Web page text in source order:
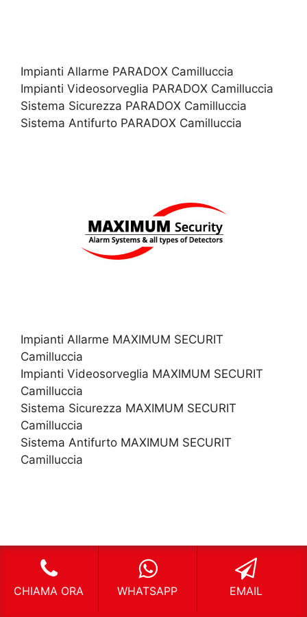
Impianti Allarme PARADOX Camilluccia
Impianti Videosorveglia PARADOX Camilluccia
Sistema Sicurezza PARADOX Camilluccia
Sistema Antifurto PARADOX Camilluccia
Impianti Allarme MAXIMUM SECURIT
Camilluccia
Impianti Videosorveglia MAXIMUM SECURIT
Camilluccia
Sistema Sicurezza MAXIMUM SECURIT
Camilluccia
Sistema Antifurto MAXIMUM SECURIT
Camilluccia
CHIAMA ORA WHATSAPP EMAIL